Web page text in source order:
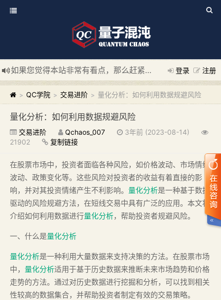
登录 注册
如果您觉得本站非常有看点，那么赶紧使用Ctrl+D 收藏我们吧
新添加量子混沌系统板块，欢迎大家访问！
---“量子混沌系
> QC学院 > 交易进阶 > 量化分析：如何利用数据规避风险
量化分析：如何利用数据规避风险
交易进阶 Qchaos_007
3年前 (2023-08-14)
21902
复制链接
在股票市场中，投资者面临各种风险，如价格波动、市场情绪
波动、政策变化等。这些风险对投资者的收益有着直接的影
响，并对其投资情绪产生不利影响。 量化分析是一种基于数据
驱动的风险规避方法，在短线交易中具有广泛的应用。本文将
介绍如何利用数据进行量化分析，帮助投资者规避风险。
一、什么是量化分析
量化分析是一种利用大量数据来支持决策的方法。在股票市场
中， 量化分析适用于基于历史数据来推断未来市场趋势和价格
走势的方法。通过对历史数据进行挖掘和分析，可以找到相关
性较高的数据集合，并帮助投资者制定有效的交易策略。